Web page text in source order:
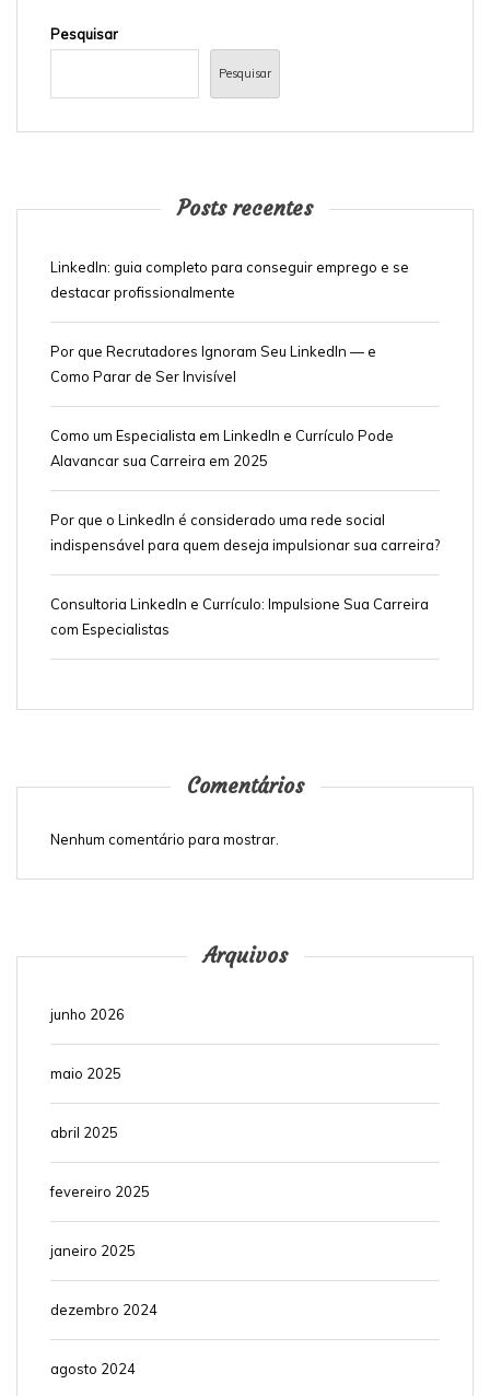
Pesquisar
Pesquisar
Posts recentes
LinkedIn: guia completo para conseguir emprego e se
destacar profissionalmente
Por que Recrutadores Ignoram Seu LinkedIn — e
Como Parar de Ser Invisível
Como um Especialista em LinkedIn e Currículo Pode
Alavancar sua Carreira em 2025
Por que o LinkedIn é considerado uma rede social
indispensável para quem deseja impulsionar sua carreira?
Consultoria LinkedIn e Currículo: Impulsione Sua Carreira
com Especialistas
Comentários
Nenhum comentário para mostrar.
Arquivos
junho 2026
maio 2025
abril 2025
fevereiro 2025
janeiro 2025
dezembro 2024
agosto 2024